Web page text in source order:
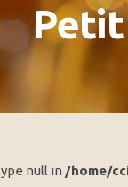
Petit
null in /home/